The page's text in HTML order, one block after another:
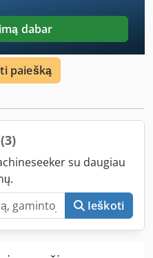
dabar
paiešką
(3)
su daugiau
Ieškoti